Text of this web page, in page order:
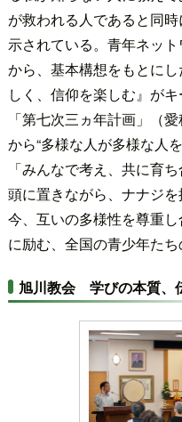
が救われる人であると同
示されている。 青年ネッ
から、基本構想をもとに
しく、信仰を楽しむ』が
「第七次三ヵ年計画」（
から“多様な人が多様な人
「みんなで考え、共に育
頭に置きながら、ナナジ
今、互いの多様性を尊重
に励む、全国の青少年たち
旭川教会 学びの本質、